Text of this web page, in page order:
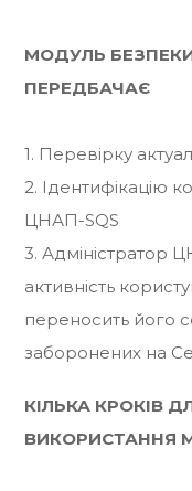
МОДУЛЬ
ПЕРЕДБАЧАЄ
1. Перевірку
2. Ідентифікацію
ЦНАП-SQS
3. Адміністратор
активність
переносить його
заборонених на
КІЛЬКА КРОКІВ
ВИКОРИСТАННЯ